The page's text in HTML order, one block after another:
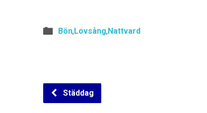
Bön,Lovsång,Nattvard
Städdag